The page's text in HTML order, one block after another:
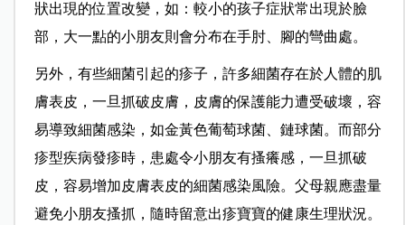
狀出現的位置改變，如：較小的孩子症狀常出現於臉
部，大一點的小朋友則會分布在手肘、腳的彎曲處。
另外，有些細菌引起的疹子，許多細菌存在於人體的肌
膚表皮，一旦抓破皮膚，皮膚的保護能力遭受破壞，容
易導致細菌感染，如金黃色葡萄球菌、鏈球菌。而部分
疹型疾病發疹時，患處令小朋友有搔癢感，一旦抓破
皮，容易增加皮膚表皮的細菌感染風險。父母親應盡量
避免小朋友搔抓，隨時留意出疹寶寶的健康生理狀況。